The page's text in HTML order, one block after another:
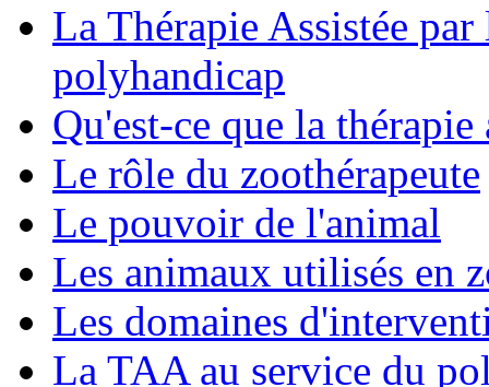
La Thérapie Assistée
polyhandicap
Qu'est-ce que la
Le rôle du zoothérapeute
Le pouvoir de l'animal
Les animaux utilisés en
Les domaines
La TAA au service du